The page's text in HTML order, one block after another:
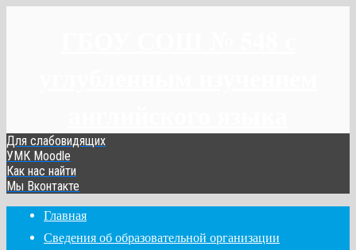
Для слабовидящих
УМК Moodle
Как нас найти
Мы Вконтакте
Главная
Сведения об образовательной организации